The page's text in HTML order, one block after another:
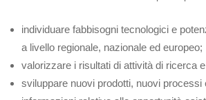
individuare fabbisogni tecnologici e
a livello regionale, nazionale ed europeo;
valorizzare i risultati di attività di ricerca
sviluppare nuovi prodotti, nuovi processi